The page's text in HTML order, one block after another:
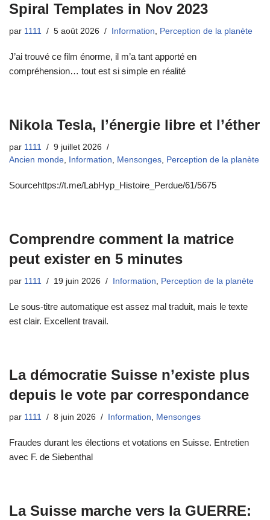
Spiral Templates in Nov 2023
par 1111 5 août 2026 Information, Perception de la planète
J’ai trouvé ce film énorme, il m’a tant apporté en
compréhension… tout est si simple en réalité
Nikola Tesla, l’énergie libre et l’éther
par 1111
9 juillet 2026
Ancien monde, Information, Mensonges, Perception de la planète
Sourcehttps://t.me/LabHyp_Histoire_Perdue/61/5675
Comprendre comment la matrice
peut exister en 5 minutes
par 1111 19 juin 2026 Information, Perception de la planète
Le sous-titre automatique est assez mal traduit, mais le texte
est clair. Excellent travail.
La démocratie Suisse n’existe plus
depuis le vote par correspondance
par 1111 8 juin 2026 Information, Mensonges
Fraudes durant les élections et votations en Suisse. Entretien
avec F. de Siebenthal
La Suisse marche vers la GUERRE: